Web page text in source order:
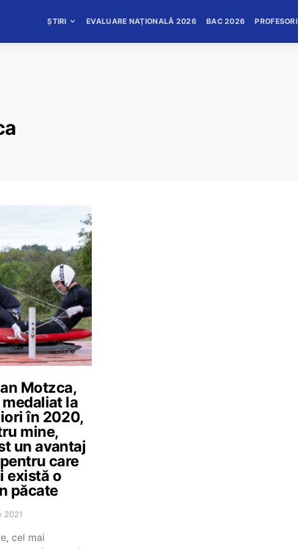
ȘTIRI EVALUARE NAȚIONALĂ 2026 BAC 2026 PROFESORI
Motzca,
la
în 2020,
mine,
un avantaj
care
există o
păcate
2021
cel mai